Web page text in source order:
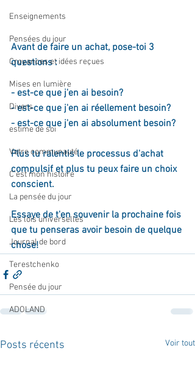
Enseignements
Pensées du jour
Croyances et idées reçues
Mises en lumière
Divers
estime de soi
Votre communauté
C'est mon histoire
La pensée du jour
Les lois universelles
Journal de bord
Terestchenko
Pensée du jour
ADOLAND
Avant de faire un achat, pose-toi 3
questions :
- est-ce que j'en ai besoin?
- est-ce que j'en ai réellement besoin?
- est-ce que j'en ai absolument besoin?
Plus tu ralentis le processus d'achat
compulsif et plus tu peux faire un choix
conscient.
Essaye de t'en souvenir la prochaine fois
que tu penseras avoir besoin de quelque
chose!
Posts récents Voir tout